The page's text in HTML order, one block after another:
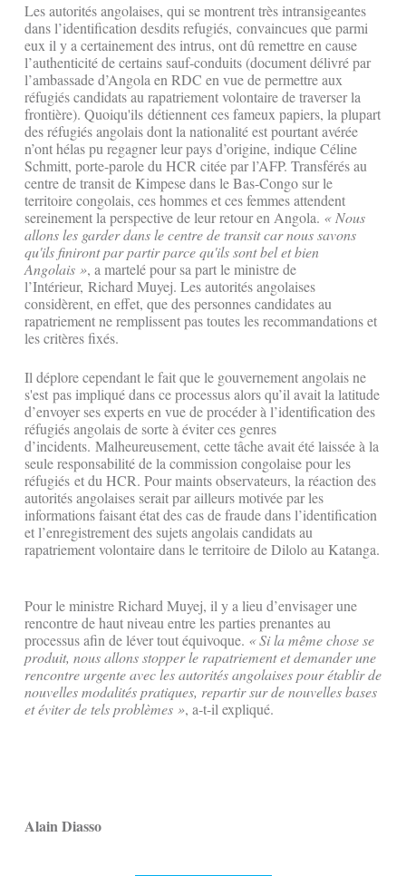
Les autorités angolaises, qui se montrent très intransigeantes
dans l’identification desdits refugiés, convaincues que parmi
eux il y a certainement des intrus, ont dû remettre en cause
l’authenticité de certains sauf-conduits (document délivré par
l’ambassade d’Angola en RDC en vue de permettre aux
réfugiés candidats au rapatriement volontaire de traverser la
frontière). Quoiqu'ils détiennent ces fameux papiers, la plupart
des réfugiés angolais dont la nationalité est pourtant avérée
n’ont hélas pu regagner leur pays d’origine, indique Céline
Schmitt, porte-parole du HCR citée par l’AFP. Transférés au
centre de transit de Kimpese dans le Bas-Congo sur le
territoire congolais, ces hommes et ces femmes attendent
sereinement la perspective de leur retour en Angola. « Nous
allons les garder dans le centre de transit car nous savons
qu'ils finiront par partir parce qu'ils sont bel et bien
Angolais », a martelé pour sa part le ministre de
l’Intérieur, Richard Muyej. Les autorités angolaises
considèrent, en effet, que des personnes candidates au
rapatriement ne remplissent pas toutes les recommandations et
les critères fixés.
Il déplore cependant le fait que le gouvernement angolais ne
s'est pas impliqué dans ce processus alors qu’il avait la latitude
d’envoyer ses experts en vue de procéder à l’identification des
réfugiés angolais de sorte à éviter ces genres
d’incidents. Malheureusement, cette tâche avait été laissée à la
seule responsabilité de la commission congolaise pour les
réfugiés et du HCR. Pour maints observateurs, la réaction des
autorités angolaises serait par ailleurs motivée par les
informations faisant état des cas de fraude dans l’identification
et l’enregistrement des sujets angolais candidats au
rapatriement volontaire dans le territoire de Dilolo au Katanga.
Pour le ministre Richard Muyej, il y a lieu d’envisager une
rencontre de haut niveau entre les parties prenantes au
processus afin de léver tout équivoque. « Si la même chose se
produit, nous allons stopper le rapatriement et demander une
rencontre urgente avec les autorités angolaises pour établir de
nouvelles modalités pratiques, repartir sur de nouvelles bases
et éviter de tels problèmes », a-t-il expliqué.
Alain Diasso